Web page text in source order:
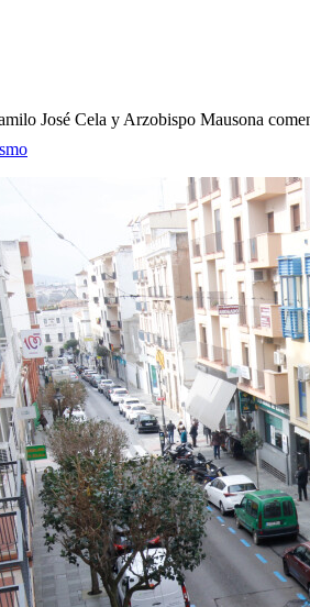
José Cela y Arzobispo Mausona